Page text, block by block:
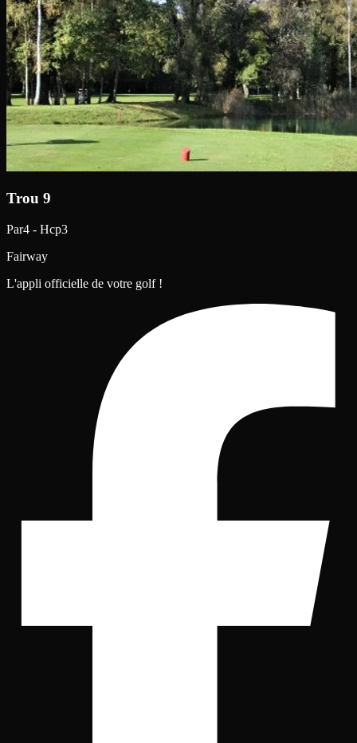
Trou 9
Par4 - Hcp3
Fairway
L'appli officielle de votre golf !